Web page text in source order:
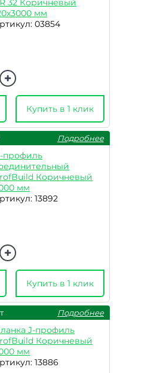
32 Коричневый
мм
03854
Купить в 1 клик
Подробнее
профиль
Коричневый
мм
13892
Купить в 1 клик
Подробнее
J-профиль
Коричневый
мм
13886